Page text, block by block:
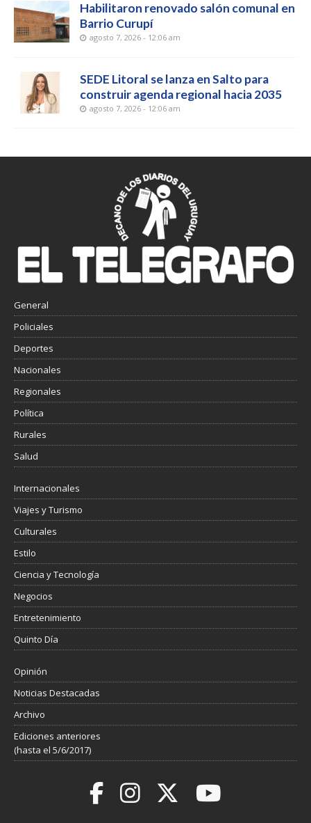
Habilitaron renovado salón comunal en
Barrio Curupí
agosto 7, 2026 - 12:06 am
SEDE Litoral se lanza en Salto para
construir agenda regional hacia 2035
agosto 7, 2026 - 12:06 am
General
Policiales
Deportes
Nacionales
Regionales
Política
Rurales
Salud
Internacionales
Viajes y Turismo
Culturales
Estilo
Ciencia y Tecnología
Negocios
Entretenimiento
Quinto Día
Opinión
Noticias Destacadas
Archivo
Ediciones anteriores
(hasta el 5/6/2017)